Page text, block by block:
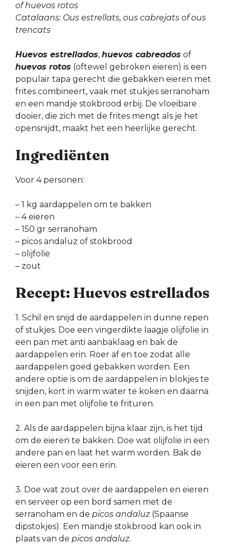
of huevos rotos
Catalaans: Ous estrellats, ous cabrejats of ous
trencats
Huevos estrellados, huevos cabreados of
huevos rotos (oftewel gebroken eieren) is een
populair tapa gerecht die gebakken eieren met
frites combineert, vaak met stukjes serranoham
en een mandje stokbrood erbij. De vloeibare
dooier, die zich met de frites mengt als je het
opensnijdt, maakt het een heerlijke gerecht.
Ingrediënten
Voor 4 personen:
– 1 kg aardappelen om te bakken
– 4 eieren
– 150 gr serranoham
– picos andaluz of stokbrood
– olijfolie
– zout
Recept: Huevos estrellados
1. Schil en snijd de aardappelen in dunne repen
of stukjes. Doe een vingerdikte laagje olijfolie in
een pan met anti aanbaklaag en bak de
aardappelen erin. Roer af en toe zodat alle
aardappelen goed gebakken worden. Een
andere optie is om de aardappelen in blokjes te
snijden, kort in warm water te koken en daarna
in een pan met olijfolie te frituren.
2. Als de aardappelen bijna klaar zijn, is het tijd
om de eieren te bakken. Doe wat olijfolie in een
andere pan en laat het warm worden. Bak de
eieren een voor een erin.
3. Doe wat zout over de aardappelen en eieren
en serveer op een bord samen met de
serranoham en de picos andaluz(Spaanse
dipstokjes). Een mandje stokbrood kan ook in
plaats van de picos andaluz.